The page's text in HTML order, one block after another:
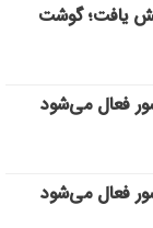
درصد کاهش یافت؛ گوشت
فعال می‌شود
فعال می‌شود